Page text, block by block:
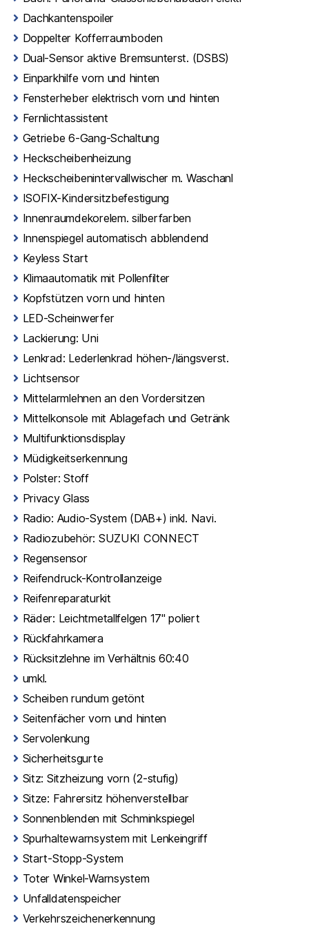
Dachkantenspoiler
Doppelter Kofferraumboden
Dual-Sensor aktive Bremsunterst. (DSBS)
Einparkhilfe vorn und hinten
Fensterheber elektrisch vorn und hinten
Fernlichtassistent
Getriebe 6-Gang-Schaltung
Heckscheibenheizung
Heckscheibenintervallwischer m. Waschanl
ISOFIX-Kindersitzbefestigung
Innenraumdekorelem. silberfarben
Innenspiegel automatisch abblendend
Keyless Start
Klimaautomatik mit Pollenfilter
Kopfstützen vorn und hinten
LED-Scheinwerfer
Lackierung: Uni
Lenkrad: Lederlenkrad höhen-/längsverst.
Lichtsensor
Mittelarmlehnen an den Vordersitzen
Mittelkonsole mit Ablagefach und Getränk
Multifunktionsdisplay
Müdigkeitserkennung
Polster: Stoff
Privacy Glass
Radio: Audio-System (DAB+) inkl. Navi.
Radiozubehör: SUZUKI CONNECT
Regensensor
Reifendruck-Kontrollanzeige
Reifenreparaturkit
Räder: Leichtmetallfelgen 17" poliert
Rückfahrkamera
Rücksitzlehne im Verhältnis 60:40
umkl.
Scheiben rundum getönt
Seitenfächer vorn und hinten
Servolenkung
Sicherheitsgurte
Sitz: Sitzheizung vorn (2-stufig)
Sitze: Fahrersitz höhenverstellbar
Sonnenblenden mit Schminkspiegel
Spurhaltewarnsystem mit Lenkeingriff
Start-Stopp-System
Toter Winkel-Warnsystem
Unfalldatenspeicher
Verkehrszeichenerkennung